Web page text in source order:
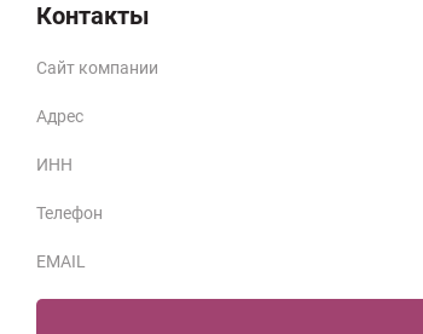
Контакты
Сайт компании
Адрес
ИНН
Телефон
EMAIL